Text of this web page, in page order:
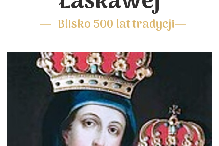
Blisko 500 lat tradycji